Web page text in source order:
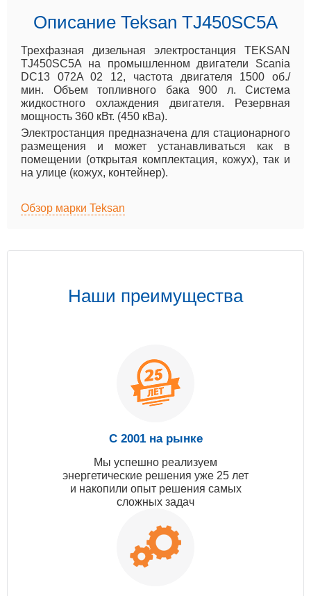
Описание Teksan TJ450SC5A
Трехфазная дизельная электростанция TEKSAN
TJ450SC5A на промышленном двигатели Scania
DC13 072A 02 12, частота двигателя 1500 об./
мин. Объем топливного бака 900 л. Система
жидкостного охлаждения двигателя. Резервная
мощность 360 кВт. (450 кВа).
Электростанция предназначена для стационарного
размещения и может устанавливаться как в
помещении (открытая комплектация, кожух), так и
на улице (кожух, контейнер).
Обзор марки Teksan
Наши преимущества
С 2001 на рынке
Мы успешно реализуем
энергетические решения уже 25 лет
и накопили опыт решения самых
сложных задач